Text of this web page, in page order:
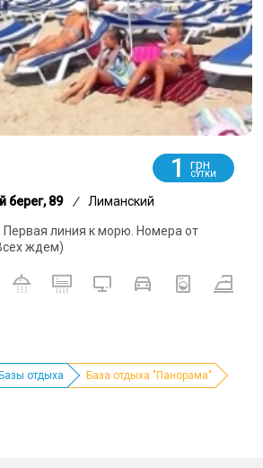
1 грн
СУТКИ
берег, 89 / Лиманский
Первая линия к морю. Номера от
ждем)
Базы отдыха База отдыха "Панорама"